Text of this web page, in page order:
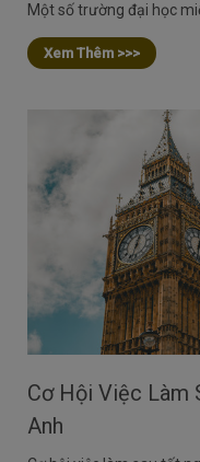
Một số trường đại học
Xem Thêm >>>
Cơ Hội Việc Làm
Anh